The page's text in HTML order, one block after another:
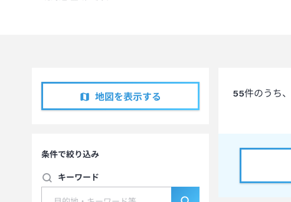
地図を表示する
条件で絞り込み
キーワード
55件のうち、